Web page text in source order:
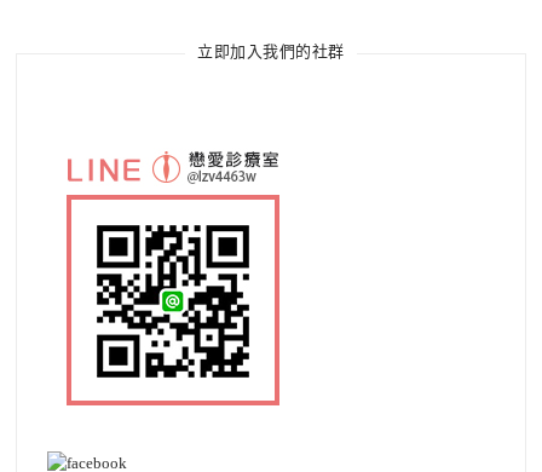
立即加入我們的社群